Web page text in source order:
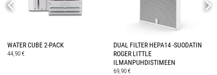
WATER CUBE 2-PACK
44,90 €
DUAL FILTER HEPA14 -SUODATIN
ROGER LITTLE
ILMANPUHDISTIMEEN
69,90 €